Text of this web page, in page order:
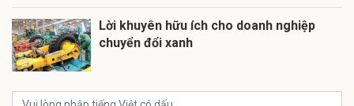
Lời khuyên hữu ích cho doanh nghiệp
chuyển đổi xanh